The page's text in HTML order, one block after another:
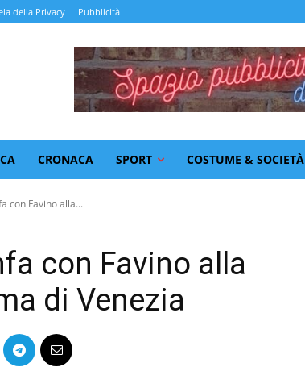
della Privacy Pubblicità
CRONACA SPORT COSTUME & SOCIETÀ
con Favino alla...
con Favino alla
di Venezia